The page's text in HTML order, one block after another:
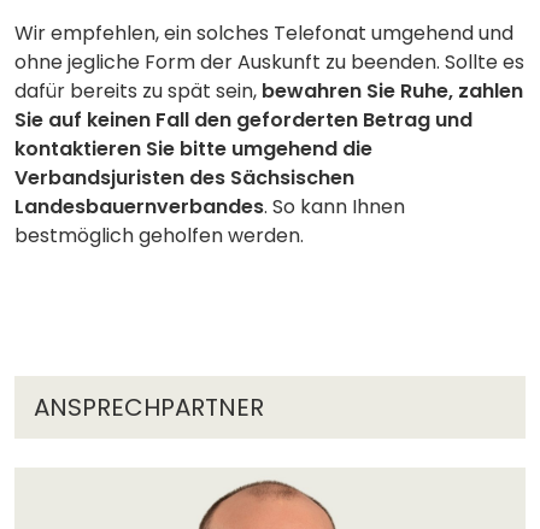
Wir empfehlen, ein solches Telefonat umgehend und
ohne jegliche Form der Auskunft zu beenden. Sollte es
dafür bereits zu spät sein, bewahren Sie Ruhe, zahlen
Sie auf keinen Fall den geforderten Betrag und
kontaktieren Sie bitte umgehend die
Verbandsjuristen des Sächsischen
Landesbauernverbandes. So kann Ihnen
bestmöglich geholfen werden.
ANSPRECHPARTNER